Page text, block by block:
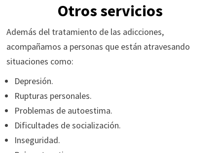
Otros servicios
Además del tratamiento de las adicciones,
acompañamos a personas que están atravesando
situaciones como:
Depresión.
Rupturas personales.
Problemas de autoestima.
Dificultades de socialización.
Inseguridad.